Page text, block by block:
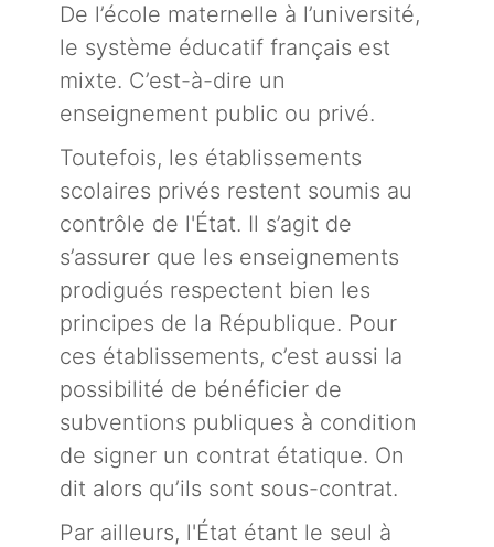
De l’école maternelle à l’université,
le système éducatif français est
mixte. C’est-à-dire un
enseignement public ou privé.
Toutefois, les établissements
scolaires privés restent soumis au
contrôle de l'État. Il s’agit de
s’assurer que les enseignements
prodigués respectent bien les
principes de la République. Pour
ces établissements, c’est aussi la
possibilité de bénéficier de
subventions publiques à condition
de signer un contrat étatique. On
dit alors qu’ils sont sous-contrat.
Par ailleurs, l'État étant le seul à